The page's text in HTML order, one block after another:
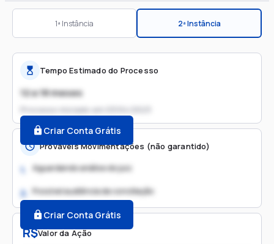
1ª Instância 2ª Instância
R$Valor da Ação
Tempo Estimado do Processo
12 a 18 meses
Processo iniciado em
Criar Conta Grátis
Prováveis Movimentações (não garantido)
1. Aguardando análise do juiz
2. Possível audiência de conciliação
Criar Conta Grátis